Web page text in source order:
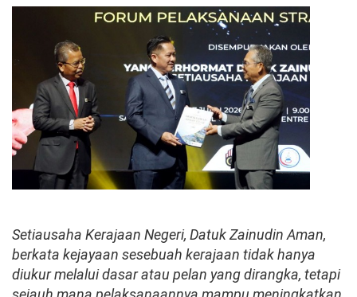
Setiausaha Kerajaan Negeri, Datuk Zainudin Aman,
berkata kejayaan sesebuah kerajaan tidak hanya
diukur melalui dasar atau pelan yang dirangka, tetapi